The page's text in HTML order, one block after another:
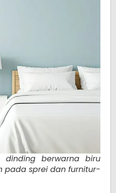
dinding berwarna biru
pada sprei dan furnitur-